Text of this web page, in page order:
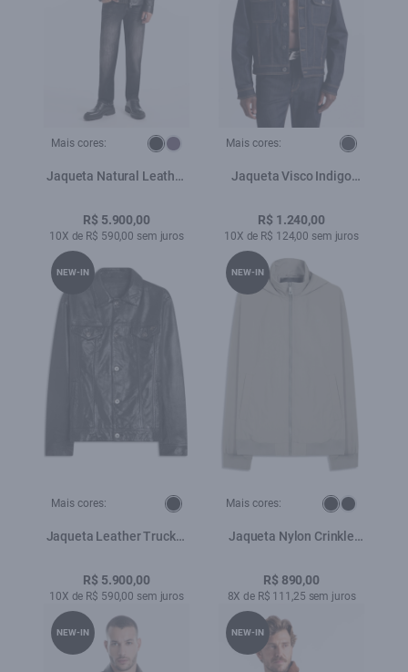
Mais cores:
Jaqueta Natural Leather
R$ 5.900,00
10X de R$ 590,00 sem juros
Mais cores:
Jaqueta Visco Indigo
R$ 1.240,00
10X de R$ 124,00 sem juros
Mais cores:
Jaqueta Leather Trucker
R$ 5.900,00
10X de R$ 590,00 sem juros
NEW-IN
Mais cores:
Jaqueta Nylon Crinkle
Cinza Claro
R$ 890,00
8X de R$ 111,25 sem juros
NEW-IN
NEW-IN NEW-IN